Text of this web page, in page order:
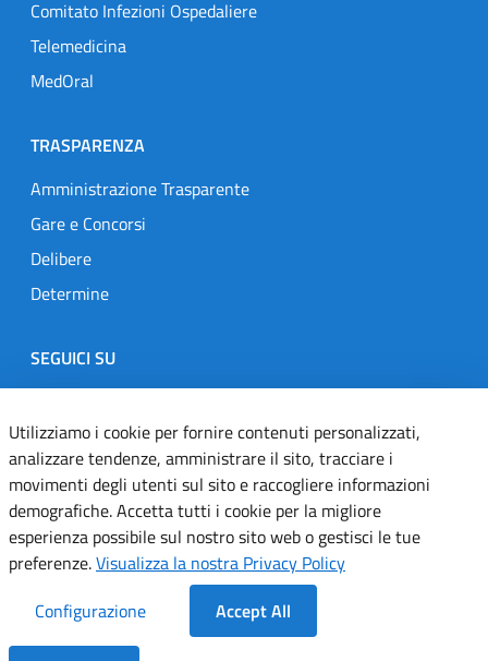
Comitato Infezioni Ospedaliere
Telemedicina
MedOral
TRASPARENZA
Amministrazione Trasparente
Gare e Concorsi
Delibere
Determine
SEGUICI SU
Designers Italia
TwitterInstagramYoutubeLinkedin
Dichiarazione di accessibilità
Informativa cookie
Note legali
Utilizziamo i cookie per fornire contenuti personalizzati,
analizzare tendenze, amministrare il sito, tracciare i
movimenti degli utenti sul sito e raccogliere informazioni
demografiche. Accetta tutti i cookie per la migliore
esperienza possibile sul nostro sito web o gestisci le tue
preferenze.Visualizza la nostra Privacy Policy
Configurazione
Accept All